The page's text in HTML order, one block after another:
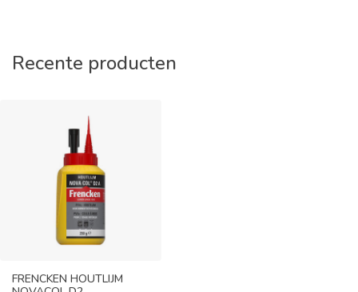
Recente producten
FRENCKEN HOUTLIJM